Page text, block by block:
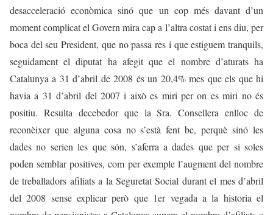
desacceleració econòmica sinó que un cop més davant d’un
moment complicat el Govern mira cap a l’altra costat i ens diu, per
boca del seu President, que no passa res i que estiguem tranquils,
seguidament el diputat ha afegit que el nombre d’aturats ha
Catalunya a 31 d’abril de 2008 és un 20,4% mes que els que hi
havia a 31 d’abril del 2007 i això es miri per on es miri no és
positiu. Resulta decebedor que la Sra. Consellera enlloc de
reconèixer que alguna cosa no s’està fent be, perquè sinó les
dades no serien les que són, s’aferra a dades que per si soles
poden semblar positives, com per exemple l’augment del nombre
de treballadors afiliats a la Seguretat Social durant el mes d’abril
del 2008 sense explicar però que 1er vegada a la historia el